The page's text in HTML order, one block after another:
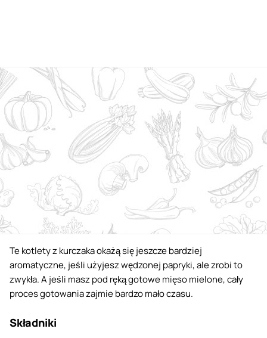
Te kotlety z kurczaka okażą się jeszcze bardziej
aromatyczne, jeśli użyjesz wędzonej papryki, ale zrobi to
zwykła. A jeśli masz pod ręką gotowe mięso mielone, cały
proces gotowania zajmie bardzo mało czasu.
Składniki